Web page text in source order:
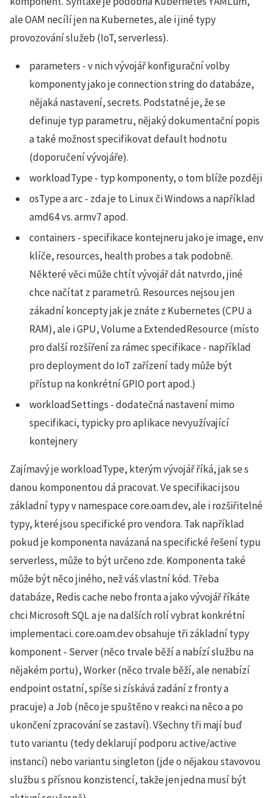
ale OAM necílí jen na Kubernetes, ale i jiné typy
provozování služeb (IoT, serverless).
parameters - v nich vývojář konfigurační volby
komponenty jako je connection string do databáze,
nějaká nastavení, secrets. Podstatné je, že se
definuje typ parametru, nějaký dokumentační popis
a také možnost specifikovat default hodnotu
(doporučení vývojáře).
workloadType - typ komponenty, o tom blíže později
osType a arc - zda je to Linux či Windows a například
amd64 vs. armv7 apod.
containers - specifikace kontejneru jako je image, env
klíče, resources, health probes a tak podobně.
Některé věci může chtít vývojář dát natvrdo, jiné
chce načítat z parametrů. Resources nejsou jen
zákadní koncepty jak je znáte z Kubernetes (CPU a
RAM), ale i GPU, Volume a ExtendedResource (místo
pro další rozšíření za rámec specifikace - například
pro deployment do IoT zařízení tady může být
přístup na konkrétní GPIO port apod.)
workloadSettings - dodatečná nastavení mimo
specifikaci, typicky pro aplikace nevyužívající
kontejnery
Zajímavý je workloadType, kterým vývojář říká, jak se s
danou komponentou dá pracovat. Ve specifikaci jsou
základní typy v namespace core.oam.dev, ale i rozšiřitelné
typy, které jsou specifické pro vendora. Tak například
pokud je komponenta navázaná na specifické řešení typu
serverless, může to být určeno zde. Komponenta také
může být něco jiného, než váš vlastní kód. Třeba
databáze, Redis cache nebo fronta a jako vývojář říkáte
chci Microsoft SQL a je na dalších rolí vybrat konkrétní
implementaci. core.oam.dev obsahuje tři základní typy
komponent - Server (něco trvale běží a nabízí službu na
nějakém portu), Worker (něco trvale běží, ale nenabízí
endpoint ostatní, spíše si získává zadání z fronty a
pracuje) a Job (něco je spuštěno v reakci na něco a po
ukončení zpracování se zastaví). Všechny tři mají buď
tuto variantu (tedy deklarují podporu active/active
instancí) nebo variantu singleton (jde o nějakou stavovou
službu s přísnou konzistencí, takže jen jedna musí být